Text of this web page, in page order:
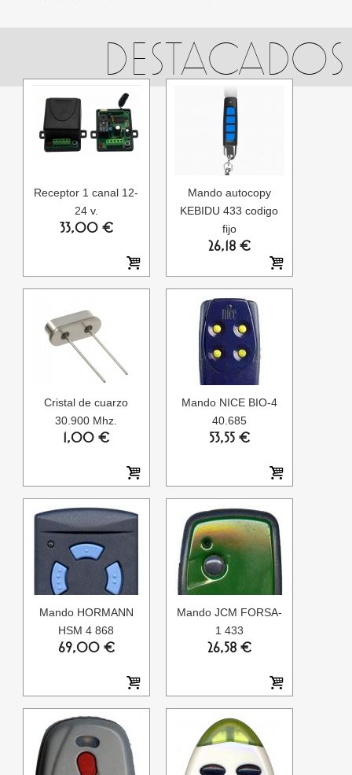
DESTACADOS
Receptor 1 canal 12-
24 v.
33,00 €
Mando autocopy
KEBIDU 433 codigo
fijo
26,18 €
Cristal de cuarzo
30.900 Mhz.
1,00 €
Mando NICE BIO-4
40.685
53,55 €
Mando HORMANN
HSM 4 868
69,00 €
Mando JCM FORSA-
1 433
26,58 €